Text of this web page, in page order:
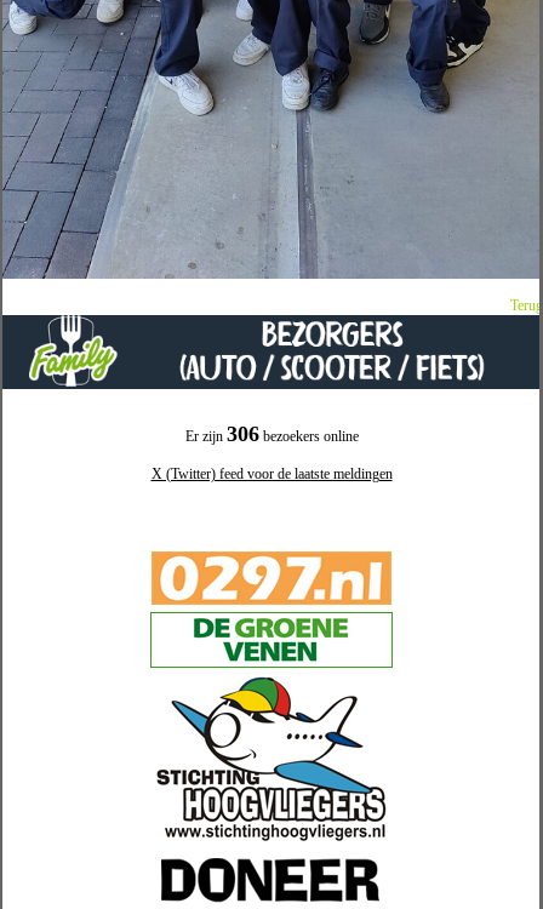
Er zijn 306bezoekers online
X (Twitter) feed voor de laatste meldingen
Terug